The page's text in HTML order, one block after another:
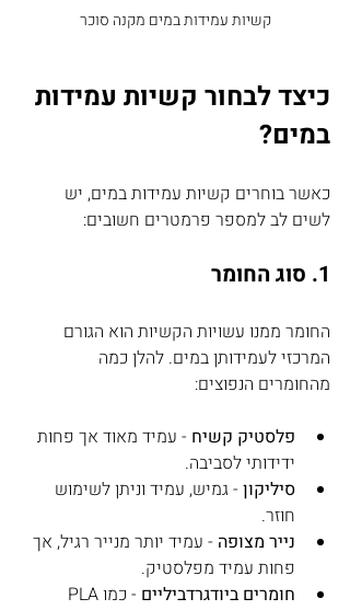
קשיות עמידות במים מקנה סוכר
כיצד לבחור קשיות עמידות
במים?
כאשר בוחרים קשיות עמידות במים, יש
לשים לב למספר פרמטרים חשובים:
1. סוג החומר
החומר ממנו עשויות הקשיות הוא הגורם
המרכזי לעמידותן במים. להלן כמה
מהחומרים הנפוצים:
פלסטיק קשיח - עמיד מאוד אך פחות
ידידותי לסביבה.
סיליקון - גמיש, עמיד וניתן לשימוש
חוזר.
נייר מצופה - עמיד יותר מנייר רגיל, אך
פחות עמיד מפלסטיק.
חומרים ביודגרדביליים